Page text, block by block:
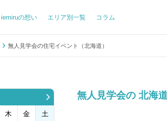
iemiruの想い エリア別一覧 コラム
無人見学会の住宅イベント（北海道）
無人見学会の 北海道
木 金 土